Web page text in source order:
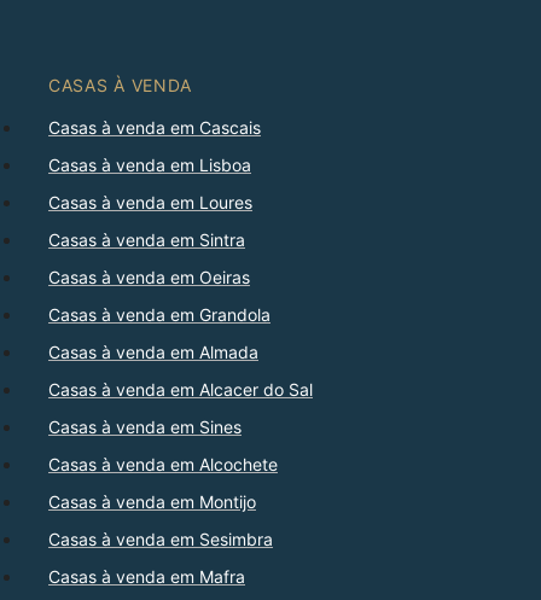
CASAS À VENDA
Casas à venda em Cascais
Casas à venda em Lisboa
Casas à venda em Loures
Casas à venda em Sintra
Casas à venda em Oeiras
Casas à venda em Grandola
Casas à venda em Almada
Casas à venda em Alcacer do Sal
Casas à venda em Sines
Casas à venda em Alcochete
Casas à venda em Montijo
Casas à venda em Sesimbra
Casas à venda em Mafra